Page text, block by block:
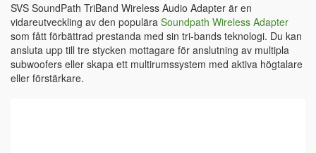
SVS SoundPath TriBand Wireless Audio Adapter är en
vidareutveckling av den populära Soundpath Wireless Adapter
som fått förbättrad prestanda med sin tri-bands teknologi. Du kan
ansluta upp till tre stycken mottagare för anslutning av multipla
subwoofers eller skapa ett multirumssystem med aktiva högtalare
eller förstärkare.